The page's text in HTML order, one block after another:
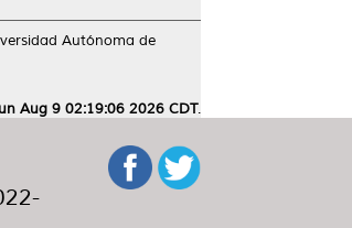
Autónoma de
Aug 9 02:19:06 2026 CDT.